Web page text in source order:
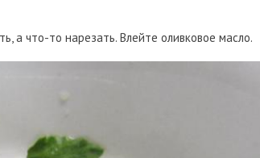
а что-то нарезать. Влейте оливковое масло.